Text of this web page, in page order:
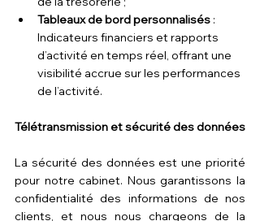
Tableaux de bord personnalisés :
Indicateurs financiers et rapports
d’activité en temps réel, offrant une
visibilité accrue sur les performances
de l’activité.
Télétransmission et sécurité des données
La sécurité des données est une priorité
pour notre cabinet. Nous garantissons la
confidentialité des informations de nos
clients, et nous nous chargeons de la